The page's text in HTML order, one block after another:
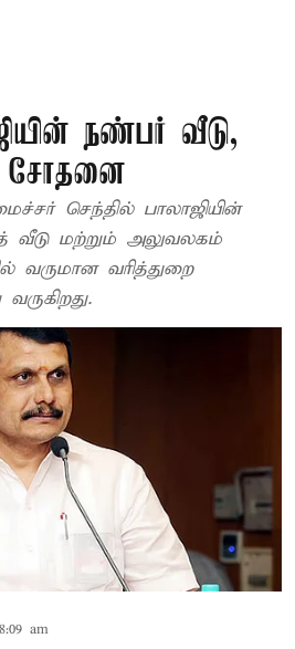
நண்பர் வீடு,
சோதனை
செந்தில் பாலாஜியின்
மற்றும் அலுவலகம்
வருமான வரித்துறை
am